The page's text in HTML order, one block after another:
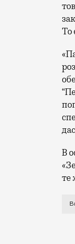
То
В
те